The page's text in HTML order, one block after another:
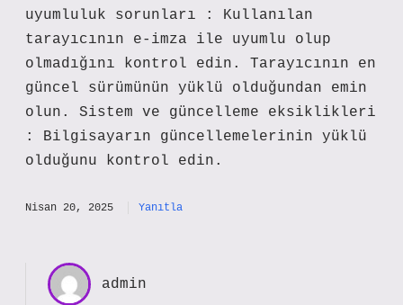
uyumluluk sorunları : Kullanılan
tarayıcının e-imza ile uyumlu olup
olmadığını kontrol edin. Tarayıcının en
güncel sürümünün yüklü olduğundan emin
olun. Sistem ve güncelleme eksiklikleri
: Bilgisayarın güncellemelerinin yüklü
olduğunu kontrol edin.
Nisan 20, 2025 Yanıtla
admin